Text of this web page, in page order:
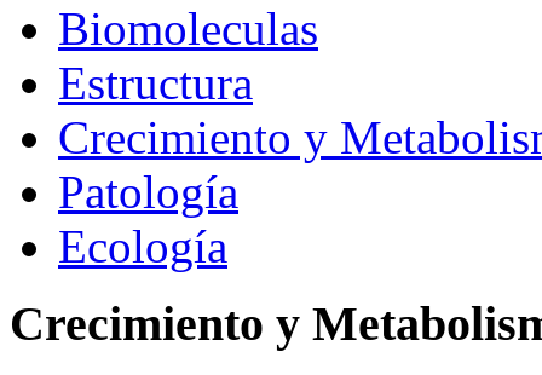
Biomoleculas
Estructura
Crecimiento y
Patología
Ecología
Crecimiento y